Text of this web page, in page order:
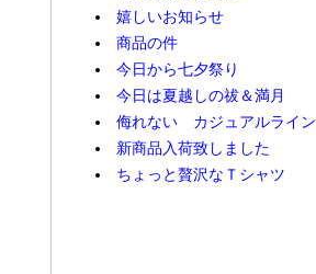
嬉しいお知らせ
商品の件
今日から七夕祭り
今日は夏越しの祓＆満月
侮れない カジュアルライン
新商品入荷致しました
ちょっと贅沢なＴシャツ